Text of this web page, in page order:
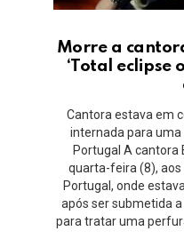
Morre a
‘Total eclipse
Cantora estava em
internada para
Portugal A cantora
quarta-feira (8), aos
Portugal, onde
após ser submetida
para tratar uma